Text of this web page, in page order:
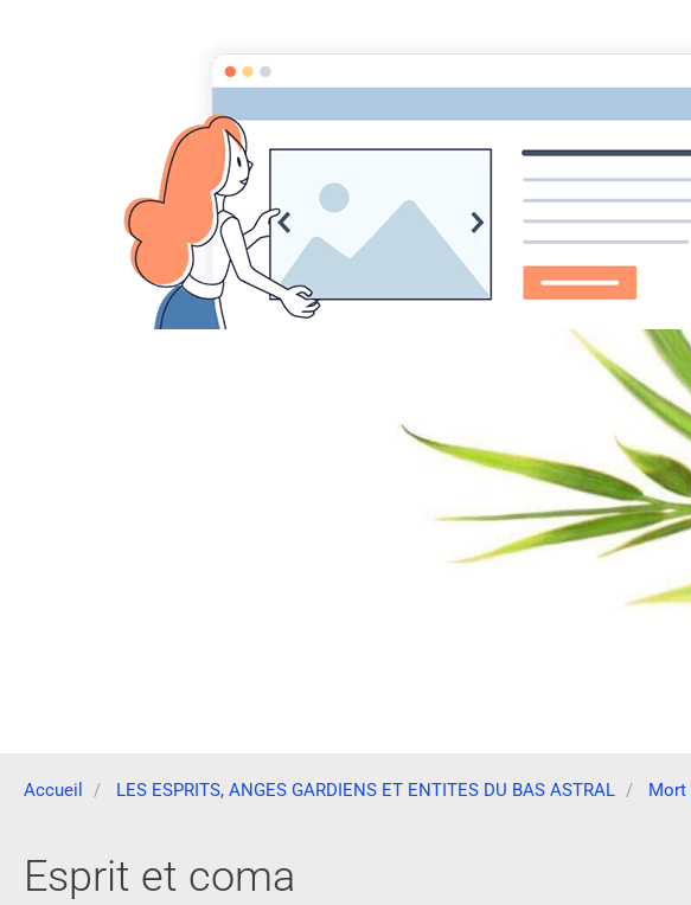
MYST
MEDIUMNITE ESPRITS
GUERISSEURS - MAGNETISME
Accueil LES ESPRITS, ANGES GARDIENS ET ENTITES DU BAS ASTRAL Mort
Esprit et coma